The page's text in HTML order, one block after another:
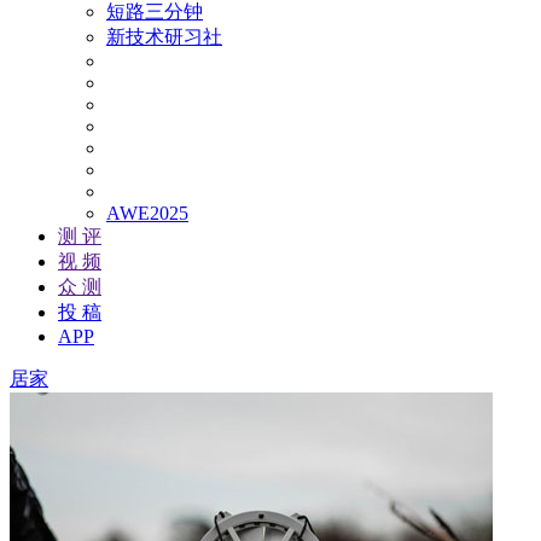
短路三分钟
新技术研习社
AWE2025
测 评
视 频
众 测
投 稿
APP
居家